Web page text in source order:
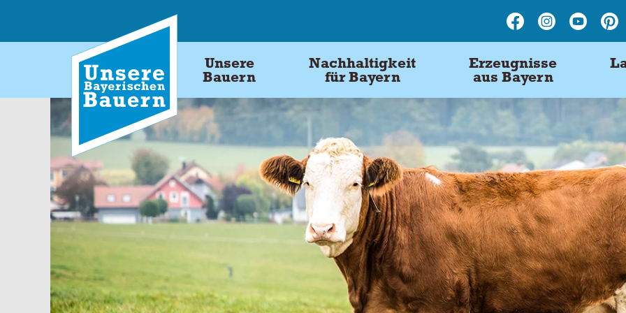
content
Unsere
Bauern
Nachhaltigkeit
für Bayern
Erzeugnisse
aus Bayern